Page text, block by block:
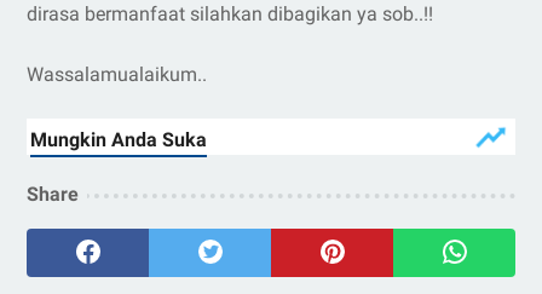
dirasa bermanfaat silahkan dibagikan ya sob..!!
Wassalamualaikum..
Share